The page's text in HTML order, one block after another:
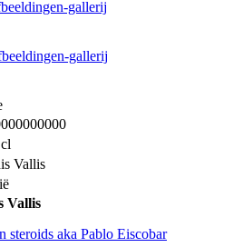
gallerij
gallerij
Vallis
Vallis